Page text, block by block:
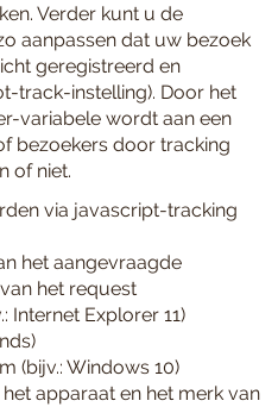
Verder kunt u de
aanpassen dat uw bezoek
geregistreerd en
track-instelling). Door het
variabele wordt aan een
bezoekers door tracking
of niet.
via javascript-tracking
het aangevraagde
het request
Explorer 11)
(bijv.: Windows 10)
apparaat en het merk van